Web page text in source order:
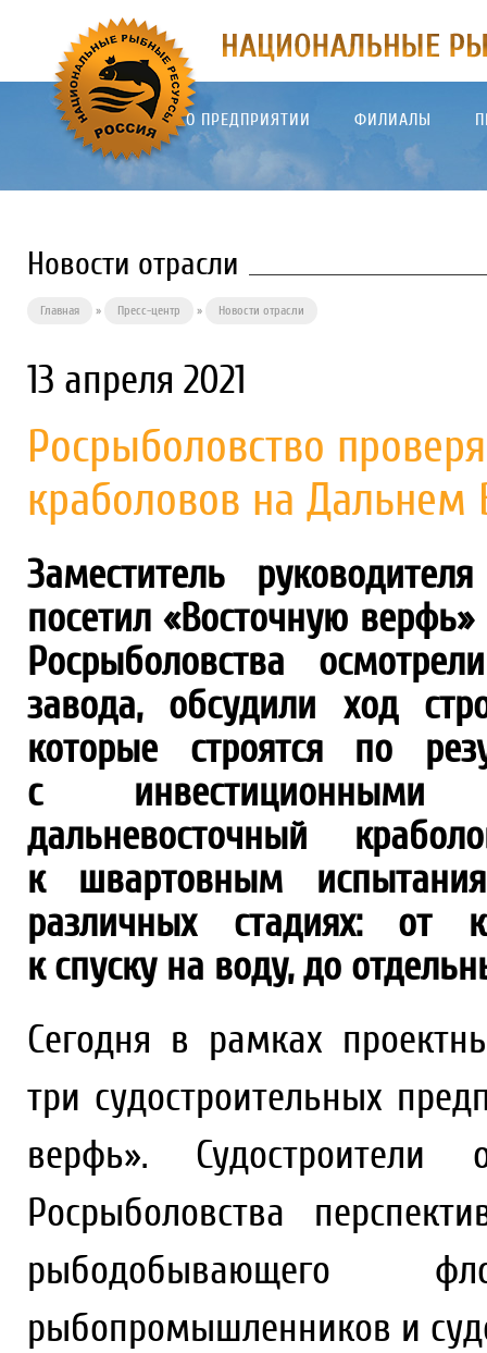
О ПРЕДПРИЯТИИ ФИЛИАЛЫ
Новости отрасли
Главная » Пресс-центр » Новости отрасли
13 апреля 2021
Росрыболовство
краболовов на Дальнем
Заместитель
посетил «Восточную
Росрыболовства
завода, обсудили ход
которые строятся по
с инвестиционными
дальневосточный
к швартовным
различных стадиях: от
к спуску на воду, до
Сегодня в рамках
три судостроительных
верфь». Судостроители
Росрыболовства
рыбодобывающего
рыбопромышленников и